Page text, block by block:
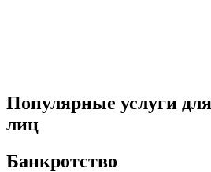
Популярные услуги
лиц
Банкротство